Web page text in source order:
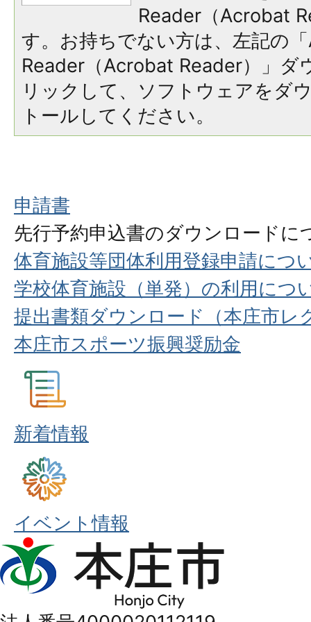
Reader（Acrobat
す。お持ちでない方は、左記の
Reader（Acrobat Reader）」ダ
リックして、ソフトウェアをダ
トールしてください。
申請書
先行予約申込書のダウンロードに
体育施設等団体利用登録申請につ
学校体育施設（単発）の利用につ
提出書類ダウンロード（本庄市レ
本庄市スポーツ振興奨励金
新着情報
イベント情報
本
庄